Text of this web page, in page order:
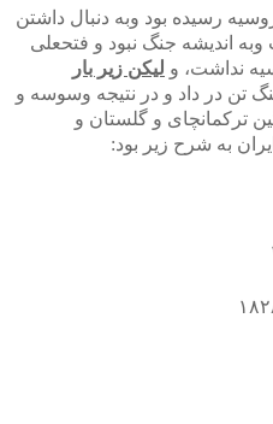
رسیده بود وبه دنبال داشتن
اندیشه جنگ نبود و فتحعلی
نداشت، و لیکن زیر بار
تن در داد و در نتیجه وسوسه و
ترکمانچای و گلستان و
به شرح زیر بود: